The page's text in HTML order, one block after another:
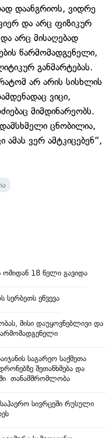
დაანგრიოს, ვიდრე
და არც ფიზიკურ
არც მისაღებად
წარმომადგენელი,
განმარტებას.
არ არის სისხლის
ვიცი,
მიმდინარეობს.
ცნობილია,
ვერ ამტკიცებენ“,
18 წელი გავიდა
ეწვევა
მისი დაუყოვნებლივი და
საგარეო საქმეთა
შეთანხმება და
თანამშრომლობა
სივრცეში რუსული